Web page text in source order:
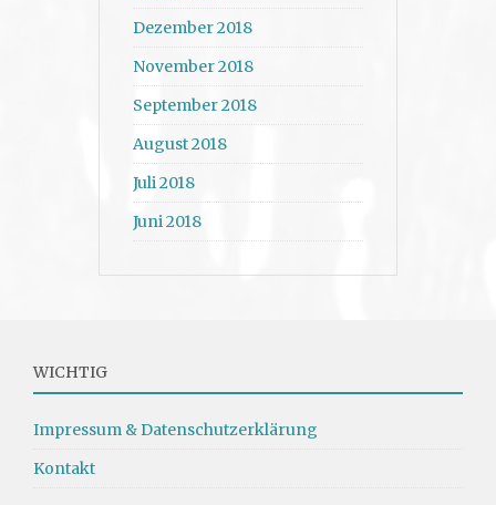
Dezember 2018
November 2018
September 2018
August 2018
Juli 2018
Juni 2018
WICHTIG
Impressum & Datenschutzerklärung
Kontakt